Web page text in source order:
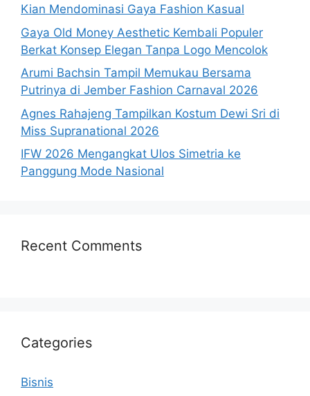
Kian Mendominasi Gaya Fashion Kasual
Gaya Old Money Aesthetic Kembali Populer
Berkat Konsep Elegan Tanpa Logo Mencolok
Arumi Bachsin Tampil Memukau Bersama
Putrinya di Jember Fashion Carnaval 2026
Agnes Rahajeng Tampilkan Kostum Dewi Sri di
Miss Supranational 2026
IFW 2026 Mengangkat Ulos Simetria ke
Panggung Mode Nasional
Recent Comments
Categories
Bisnis